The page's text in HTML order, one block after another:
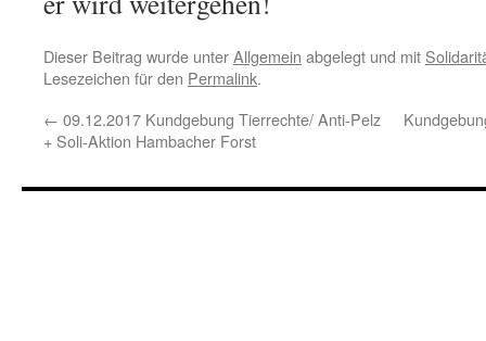
Dieser Beitrag wurde unterAllgemein abgelegt und mit
Lesezeichen für den Permalink.
← 09.12.2017 Kundgebung Tierrechte/ Anti-Pelz
+ Soli-Aktion Hambacher Forst